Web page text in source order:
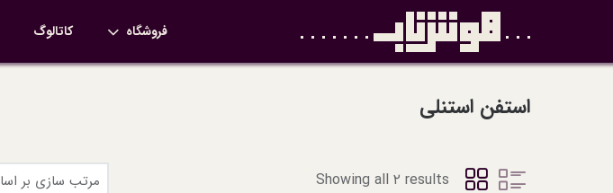
فروشگاه کاتالوگ
استفن استنلی
Showing all ۲ results